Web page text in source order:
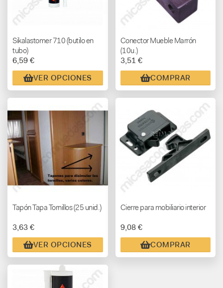
Sikalastomer 710 (butilo en
tubo)
6,59 €
VER OPCIONES
Conector Mueble Marrón
(10u.)
3,51 €
COMPRAR
Tapón Tapa Tornillos (25 unid.)
3,63 €
VER OPCIONES
Cierre para mobiliario interior
9,08 €
COMPRAR